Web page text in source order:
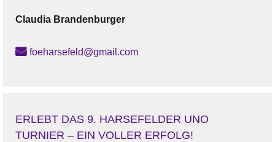
Claudia Brandenburger
foeharsefeld@gmail.com
ERLEBT DAS 9. HARSEFELDER UNO
TURNIER – EIN VOLLER ERFOLG!